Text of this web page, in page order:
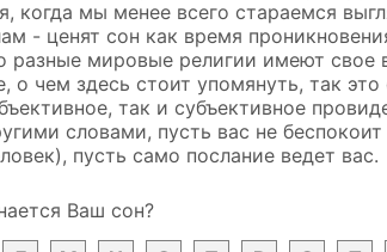
когда мы менее всего стараемся
- ценят сон как время
разные мировые религии имеют свое
чем здесь стоит упомянуть, так
так и субъективное
словами, пусть вас не беспокоит
пусть само послание ведет вас.
Ваш сон?